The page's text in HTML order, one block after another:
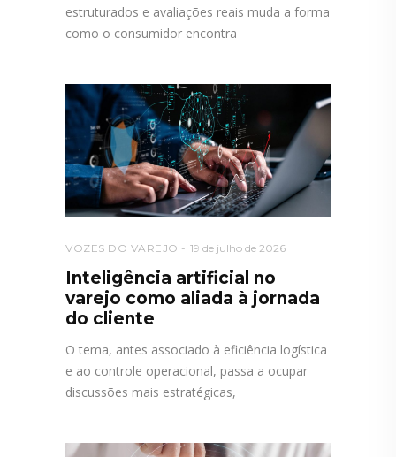
estruturados e avaliações reais muda a forma
como o consumidor encontra
VOZES DO VAREJO 19 de julho de 2026
Inteligência artificial no
varejo como aliada à jornada
do cliente
O tema, antes associado à eficiência logística
e ao controle operacional, passa a ocupar
discussões mais estratégicas,